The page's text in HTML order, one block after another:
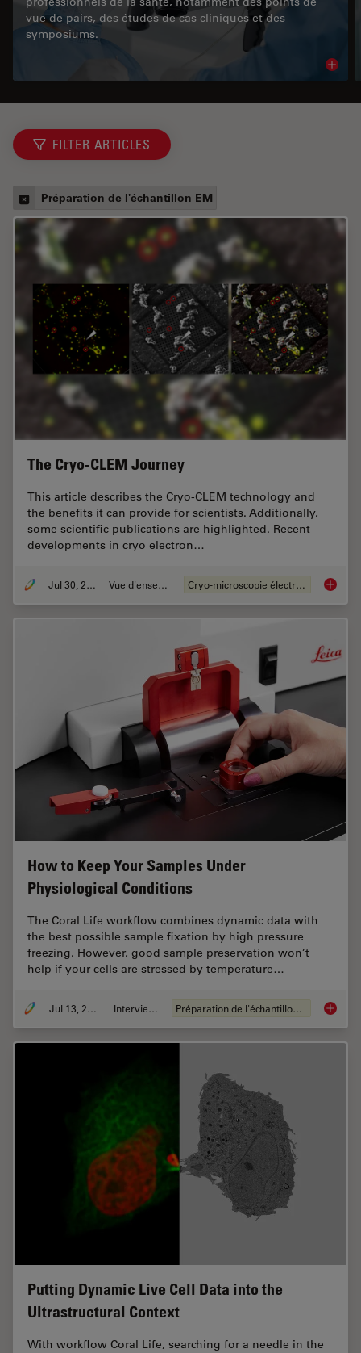
vue de pairs, des études de cas cliniques et des
symposiums.
FILTER ARTICLES
Préparation de l'échantillon EM
The Cryo-CLEM Journey
This article describes the Cryo-CLEM technology and
the benefits it can provide for scientists. Additionally,
some scientific publications are highlighted. Recent
developments in cryo electron…
Jul 30, 2021 Vue d'ensemble Cryo-microscopie électronique The
How to Keep Your Samples Under
Physiological Conditions
The Coral Life workflow combines dynamic data with
the best possible sample fixation by high pressure
freezing. However, good sample preservation won’t
help if your cells are stressed by temperature…
Jul 13, 2021 Interviews Préparation de l'échantillon EM How to
Putting Dynamic Live Cell Data into the
Ultrastructural Context
With workflow Coral Life, searching for a needle in the